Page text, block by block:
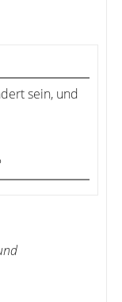
sein, und